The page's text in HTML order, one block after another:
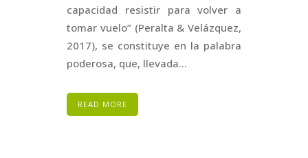
capacidad resistir para volver a
tomar vuelo” (Peralta & Velázquez,
2017), se constituye en la palabra
poderosa, que, llevada...
READ MORE